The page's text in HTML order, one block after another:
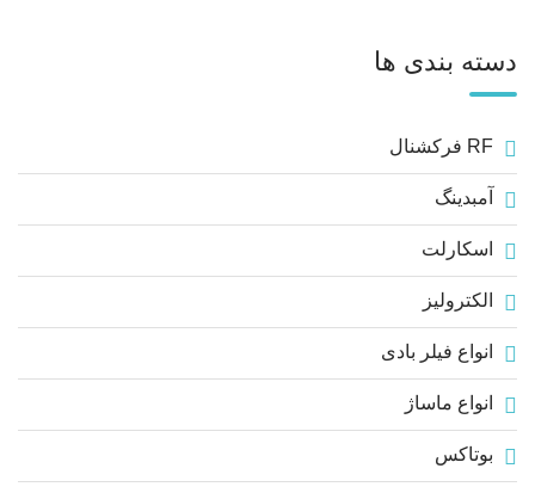
دسته بندی ها
RF فرکشنال
آمبدینگ
اسکارلت
الکترولیز
انواع فیلر بادی
انواع ماساژ
بوتاکس